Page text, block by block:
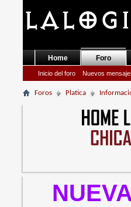
Home Foro
Inicio del foro Nuevos
Foros Platica